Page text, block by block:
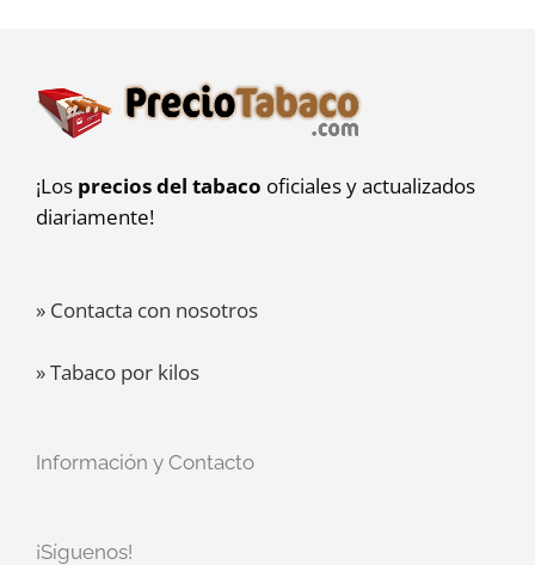
¡Los precios del tabaco oficiales y actualizados
diariamente!
» Contacta con nosotros
» Tabaco por kilos
Información y Contacto
¡Síguenos!